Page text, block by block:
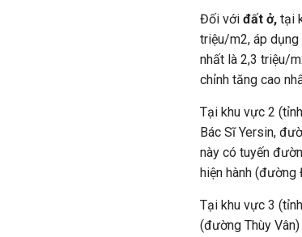
Đối với đất ở, tại
triệu/m2, áp
nhất là 2,3 triệu/
chỉnh tăng cao
Tại khu vực 2
Bác Sĩ Yersin,
này có tuyến
hiện hành
Tại khu vực 3
(đường Thùy